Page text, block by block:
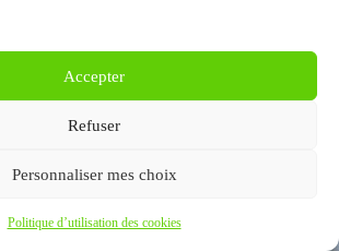
Accepter
Refuser
Personnaliser mes choix
Politique d’utilisation des cookies